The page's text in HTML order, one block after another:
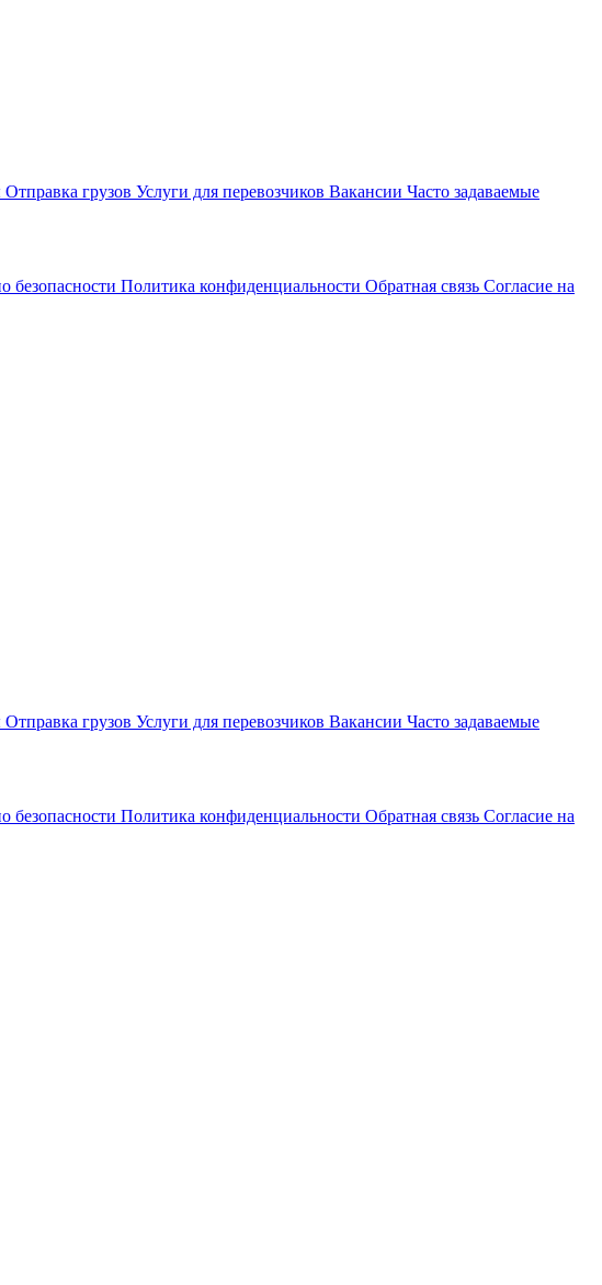
Отправка грузов Услуги для перевозчиков Вакансии Часто задаваемые
безопасности Политика конфиденциальности Обратная связь Согласие на
Отправка грузов Услуги для перевозчиков Вакансии Часто задаваемые
безопасности Политика конфиденциальности Обратная связь Согласие на